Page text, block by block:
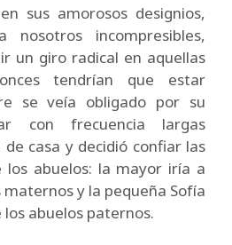
sus amorosos designios,
nosotros incompresibles,
un giro radical en aquellas
tendrían que estar
se veía obligado por su
con frecuencia largas
casa y decidió confiar las
los abuelos: la mayor iría a
y la pequeña Sofía
abuelos paternos.